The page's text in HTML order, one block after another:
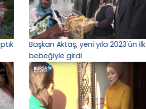
Başkan Aktaş, yeni yıla 2023'ün ilk
bebeğiyle girdi